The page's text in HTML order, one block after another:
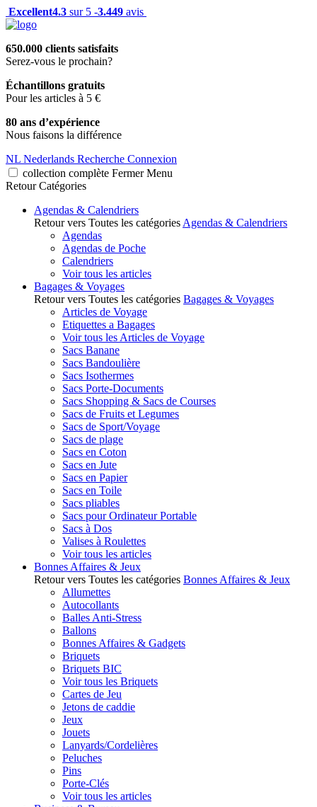
Excellent4.3 sur 5 -3.449 avis
650.000 clients satisfaits
Serez-vous le prochain?
Échantillons gratuits
Pour les articles à 5 €
80 ans d’expérience
Nous faisons la différence
NL Nederlands Recherche Connexion
collection complète Fermer Menu
Retour Catégories
Agendas & Calendriers
Retour vers Toutes les catégories Agendas & Calendriers
Agendas
Agendas de Poche
Calendriers
Voir tous les articles
Bagages & Voyages
Retour vers Toutes les catégories Bagages & Voyages
Articles de Voyage
Etiquettes a Bagages
Voir tous les Articles de Voyage
Sacs Banane
Sacs Bandoulière
Sacs Isothermes
Sacs Porte-Documents
Sacs Shopping & Sacs de Courses
Sacs de Fruits et Legumes
Sacs de Sport/Voyage
Sacs de plage
Sacs en Coton
Sacs en Jute
Sacs en Papier
Sacs en Toile
Sacs pliables
Sacs pour Ordinateur Portable
Sacs à Dos
Valises à Roulettes
Voir tous les articles
Bonnes Affaires & Jeux
Retour vers Toutes les catégories Bonnes Affaires & Jeux
Allumettes
Autocollants
Balles Anti-Stress
Ballons
Bonnes Affaires & Gadgets
Briquets
Briquets BIC
Voir tous les Briquets
Cartes de Jeu
Jetons de caddie
Jeux
Jouets
Lanyards/Cordelières
Peluches
Pins
Porte-Clés
Voir tous les articles